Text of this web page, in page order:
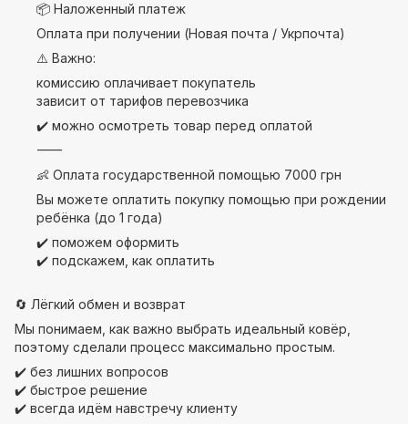
📦 Наложенный платеж
Оплата при получении (Новая почта / Укрпочта)
⚠️ Важно:
комиссию оплачивает покупатель
зависит от тарифов перевозчика
✔️ можно осмотреть товар перед оплатой
⸻
👶 Оплата государственной помощью 7000 грн
Вы можете оплатить покупку помощью при рождении
ребёнка (до 1 года)
✔️ поможем оформить
✔️ подскажем, как оплатить
🔄 Лёгкий обмен и возврат
Мы понимаем, как важно выбрать идеальный ковёр,
поэтому сделали процесс максимально простым.
✔️ без лишних вопросов
✔️ быстрое решение
✔️ всегда идём навстречу клиенту